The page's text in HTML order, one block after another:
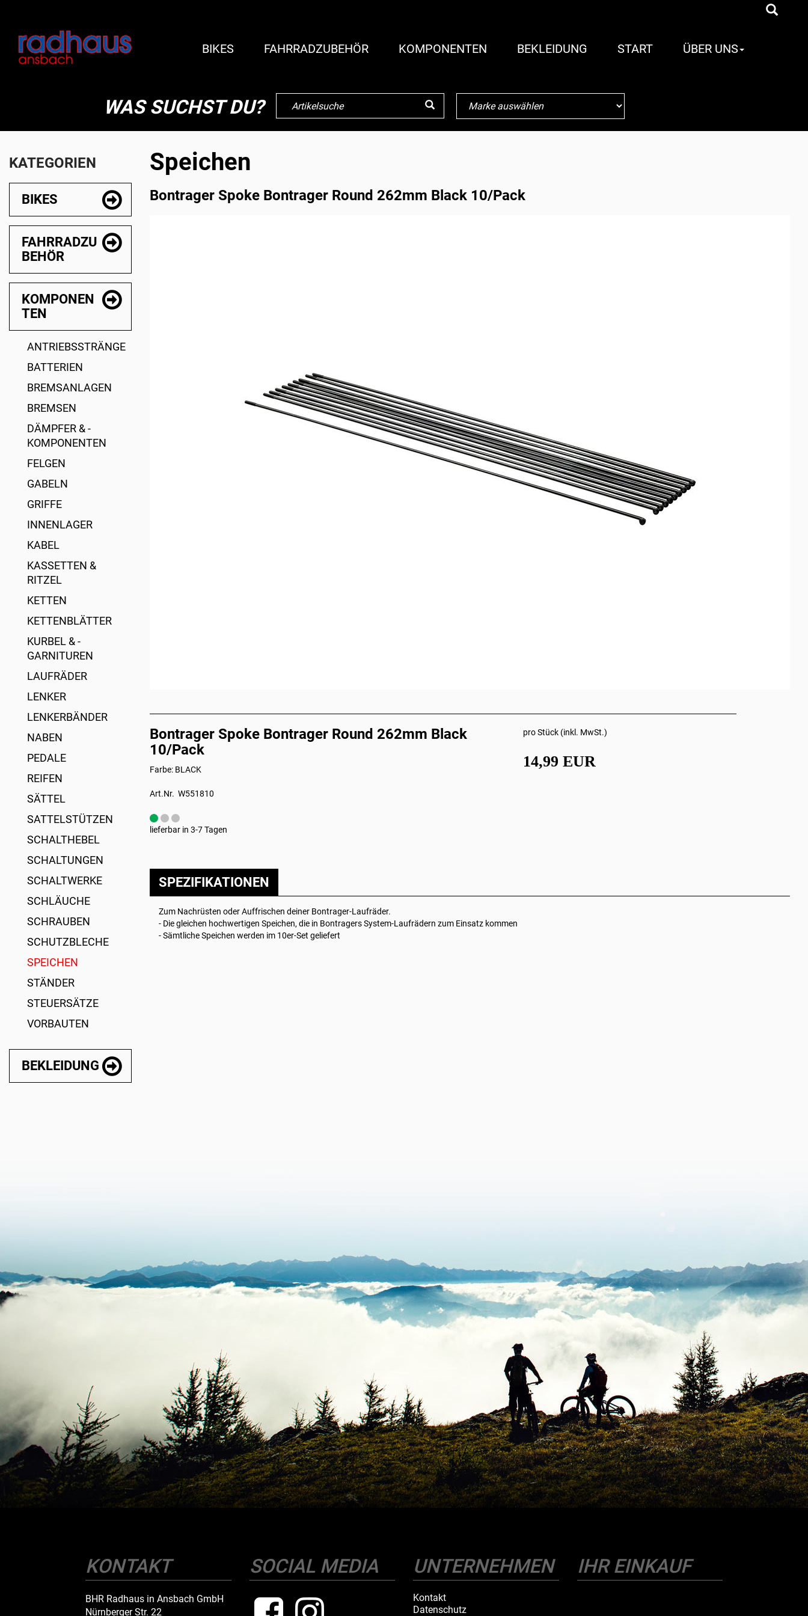
BIKES FAHRRADZUBEHÖR KOMPONENTEN BEKLEIDUNG START ÜBER UNS
WAS SUCHST DU?
KATEGORIEN
BIKES
FAHRRADZU
BEHÖR
KOMPONEN
TEN
ANTRIEBSSTRÄNGE
BATTERIEN
BREMSANLAGEN
BREMSEN
DÄMPFER & -
KOMPONENTEN
FELGEN
GABELN
GRIFFE
INNENLAGER
KABEL
KASSETTEN &
RITZEL
KETTEN
KETTENBLÄTTER
KURBEL & -
GARNITUREN
LAUFRÄDER
LENKER
LENKERBÄNDER
NABEN
PEDALE
REIFEN
SÄTTEL
SATTELSTÜTZEN
SCHALTHEBEL
SCHALTUNGEN
SCHALTWERKE
SCHLÄUCHE
SCHRAUBEN
SCHUTZBLECHE
SPEICHEN
STÄNDER
STEUERSÄTZE
VORBAUTEN
BEKLEIDUNG
Speichen
Bontrager Spoke Bontrager Round 262mm Black 10/Pack
Bontrager Spoke Bontrager Round 262mm Black
10/Pack
Farbe: BLACK
Art.Nr. W551810
lieferbar in 3-7 Tagen
pro Stück (inkl. MwSt.)
14,99 EUR
SPEZIFIKATIONEN
Zum Nachrüsten oder Auffrischen deiner Bontrager-Laufräder.
- Die gleichen hochwertigen Speichen, die in Bontragers System-Laufrädern zum Einsatz kommen
- Sämtliche Speichen werden im 10er-Set geliefert
KONTAKT
BHR Radhaus in Ansbach GmbH
Nürnberger Str. 22
SOCIAL MEDIA UNTERNEHMEN
Kontakt
Datenschutz
IHR EINKAUF